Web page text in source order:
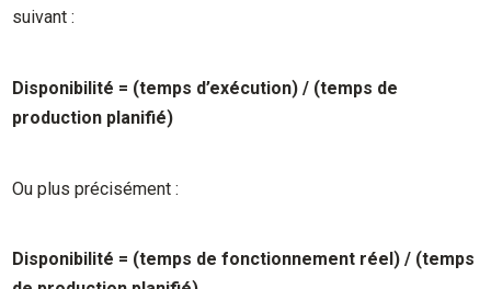
suivant :
Disponibilité = (temps d’exécution) / (temps de
production planifié)
Ou plus précisément :
Disponibilité = (temps de fonctionnement réel) / (temps